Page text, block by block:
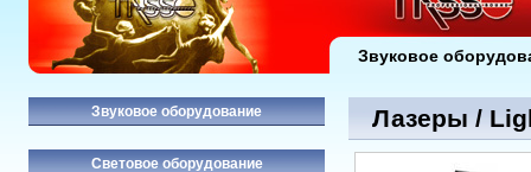
Лазеры /
Звуковое оборудование
Световое оборудование
Звуковое